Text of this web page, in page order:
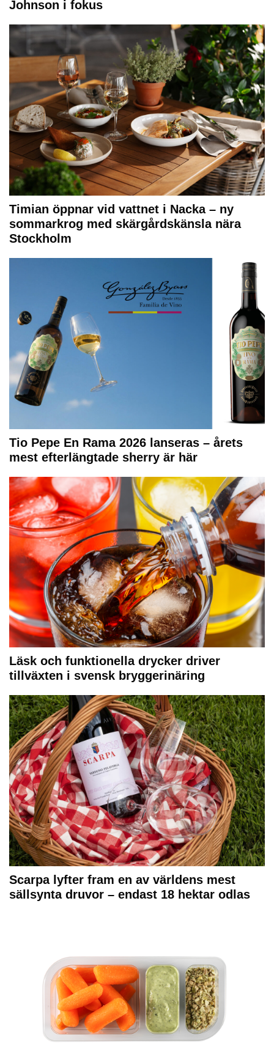
Johnson i fokus
Timian öppnar vid vattnet i Nacka – ny
sommarkrog med skärgårdskänsla nära
Stockholm
Tio Pepe En Rama 2026 lanseras – årets
mest efterlängtade sherry är här
Läsk och funktionella drycker driver
tillväxten i svensk bryggerinäring
Scarpa lyfter fram en av världens mest
sällsynta druvor – endast 18 hektar odlas